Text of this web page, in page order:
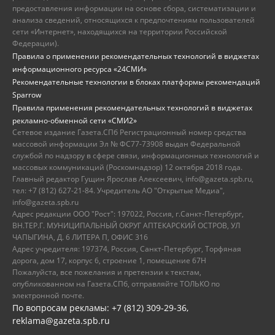
предоставления информации на основе сбора, систематизации и
анализа сведений, относящихся к предпочтениям пользователей
сети «Интернет», находящихся на территории Российской
Федерации).
Правила о применении рекомендательных технологий в виджетах
информационного ресурса «24СМИ»
Рекомендательные технологии в блоках платформы рекомендаций
Sparrow
Правила применения рекомендательных технологий в виджетах
рекламно-обменной сети «СМИ2»
Сетевое издание Газета.СПб Регистрационный номер средства
массовой информации Эл № ФС77-73908 выдан Федеральной
службой по надзору в сфере связи, информационных технологий и
массовых коммуникаций (Роскомнадзор) 12 октября 2018 года.
Главный редактор Гущин Ярослав Алексеевич, info@gazeta.spb.ru,
тел: +7 (812) 627-21-84. Учредитель АО "Открытые Медиа",
info@gazeta.spb.ru
Адрес редакции ООО "Рост": 197022, Россия, г.Санкт-Петербург,
ВН.ТЕР.Г. МУНИЦИПАЛЬНЫЙ ОКРУГ АПТЕКАРСКИЙ ОСТРОВ, УЛ
ЧАПЫГИНА, Д. 6 ЛИТЕРА П, ОФИС 316
Адрес учредителя: 197374, Россия, Санкт-Петербург, Торфяная
дорога, дом 17, корпус 6, строение 1, помещение 67Н
Пожалуйста, все пожелания и претензии к текстам,
опубликованном на Газета.СПб, отправляйте ТОЛЬКО по
электронной почте.
По вопросам рекламы: +7 (812) 309-29-36,
reklama@gazeta.spb.ru